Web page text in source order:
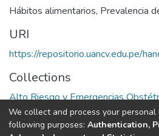
Hábitos alimentarios, Prevalencia
URI
https://repositorio.uancv.edu.pe/
Collections
Alto Riesgo y Emergencias
Full item page
We collect and process your
following purposes: Authentication,